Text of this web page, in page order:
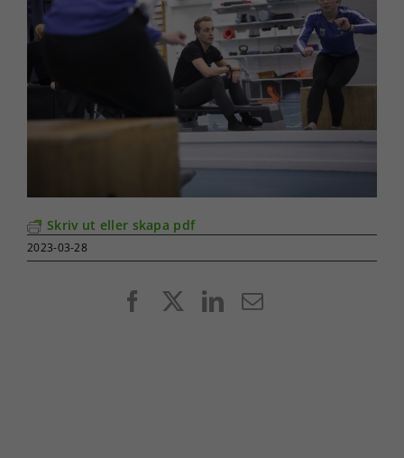
Skriv ut eller skapa pdf
2023-03-28
FacebookLinkedIn
E-